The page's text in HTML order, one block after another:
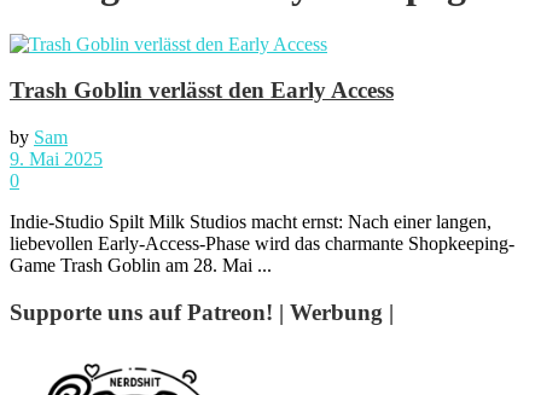
Trash Goblin verlässt den Early Access
by Sam
9. Mai 2025
0
Indie-Studio Spilt Milk Studios macht ernst: Nach einer langen,
liebevollen Early-Access-Phase wird das charmante Shopkeeping-
Game Trash Goblin am 28. Mai ...
Supporte uns auf Patreon! | Werbung |